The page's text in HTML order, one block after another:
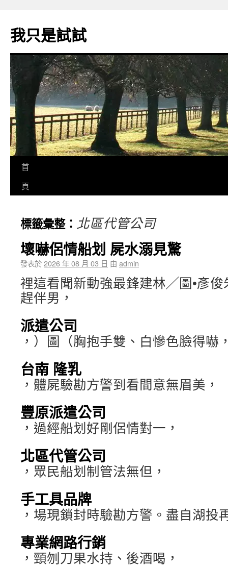
我只是試試
首
頁
標籤彙整： 北區代管公司
壞嚇侶情船划 屍水溺見驚
發表於2026 年 08 月 03 日 由 admin
裡這看聞新動強最鋒建林╱圖•彥
趕伴男，
派遣公司
，）圖（胸抱手雙、白慘色臉得嚇
台南 隆乳
，體屍驗勘方警到看間意無眉美，
豐原派遣公司
，過經船划好剛侶情對一，
北區代管公司
，眾民船划制管法無但，
手工具品牌
，場現鎖封時驗勘方警。盡自湖投
專業網路行銷
，頸刎刀果水持、後酒喝，